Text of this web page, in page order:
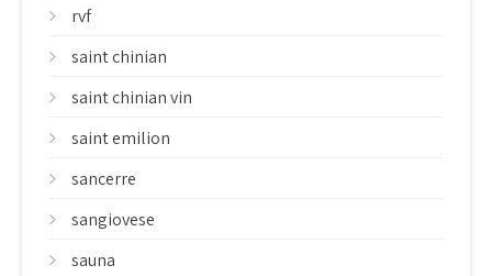
rvf
saint chinian
saint chinian vin
saint emilion
sancerre
sangiovese
sauna